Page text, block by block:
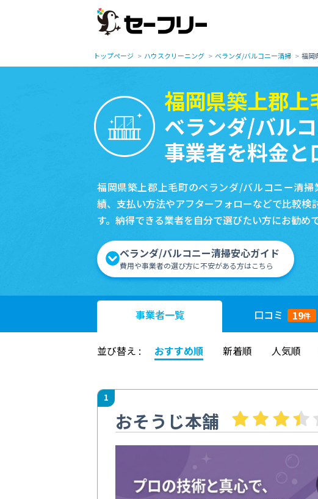
トップページ ハウスクリーニング ベランダ/バルコニー清掃 福岡
福岡県築上郡上
ベランダ/バル
事業者を料金
福岡県築上郡上毛町のベランダ/バルコニー清
績、支払い方法やアフターフォローなどで比較
す。納得できる業者を自分で選びたい方にお勧め
ベランダ/バルコニー清掃安心ガイド
費用や事業者の選び方に不安がある方はこちら
事業者一覧 口コミ 19件
並び替え : おすすめ順 新着順 人気順
1
おそうじ本舗